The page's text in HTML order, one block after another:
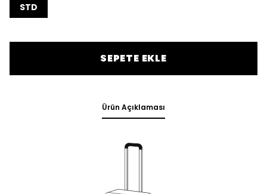
STD
SEPETE EKLE
Ürün Açıklaması